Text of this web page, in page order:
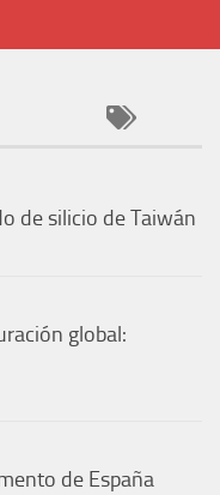
de silicio de Taiwán
global:
de España